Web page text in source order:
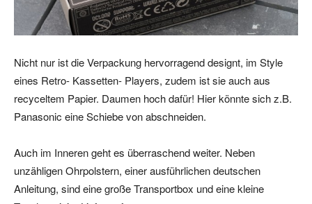
Nicht nur ist die Verpackung hervorragend designt, im Style
eines Retro- Kassetten- Players, zudem ist sie auch aus
recyceltem Papier. Daumen hoch dafür! Hier könnte sich z.B.
Panasonic eine Schiebe von abschneiden.
Auch im Inneren geht es überraschend weiter. Neben
unzähligen Ohrpolstern, einer ausführlichen deutschen
Anleitung, sind eine große Transportbox und eine kleine